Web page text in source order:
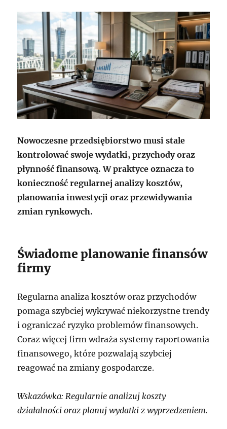
Nowoczesne przedsiębiorstwo musi stale
kontrolować swoje wydatki, przychody oraz
płynność finansową. W praktyce oznacza to
konieczność regularnej analizy kosztów,
planowania inwestycji oraz przewidywania
zmian rynkowych.
Świadome planowanie finansów
firmy
Regularna analiza kosztów oraz przychodów
pomaga szybciej wykrywać niekorzystne trendy
i ograniczać ryzyko problemów finansowych.
Coraz więcej firm wdraża systemy raportowania
finansowego, które pozwalają szybciej
reagować na zmiany gospodarcze.
Wskazówka: Regularnie analizuj koszty
działalności oraz planuj wydatki z wyprzedzeniem.